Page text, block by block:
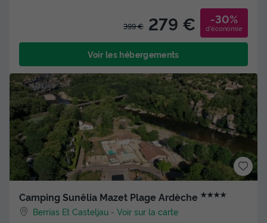
399 € 279 € -30%
d'économie
Voir les hébergements
Camping Sunêlia Mazet Plage Ardèche ★★★★
Berrias Et Casteljau -Voir sur la carte